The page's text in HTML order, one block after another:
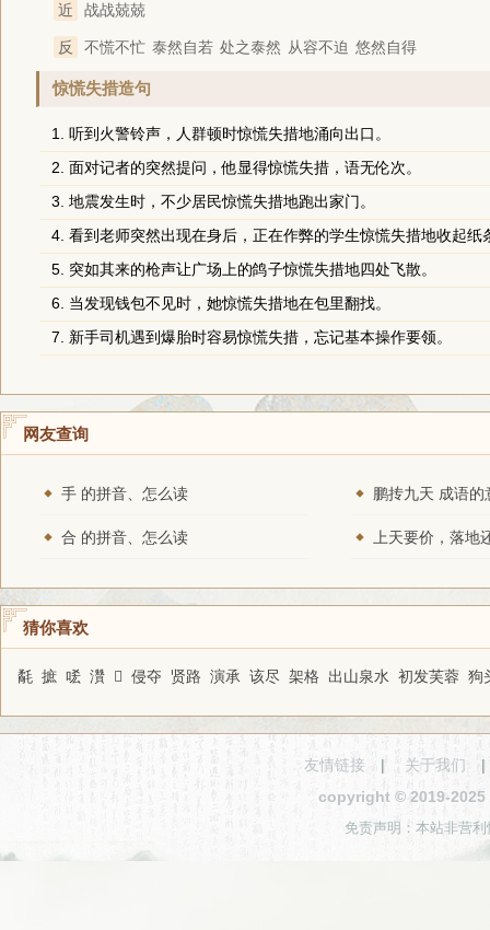
近 战战兢兢
反 不慌不忙 泰然自若 处之泰然 从容不迫 悠然自得
惊慌失措造句
1. 听到火警铃声，人群顿时惊慌失措地涌向出口。
2. 面对记者的突然提问，他显得惊慌失措，语无伦次。
3. 地震发生时，不少居民惊慌失措地跑出家门。
4. 看到老师突然出现在身后，正在作弊的学生惊慌失措地收起纸
5. 突如其来的枪声让广场上的鸽子惊慌失措地四处飞散。
6. 当发现钱包不见时，她惊慌失措地在包里翻找。
7. 新手司机遇到爆胎时容易惊慌失措，忘记基本操作要领。
网友查询
手 的拼音、怎么读 鹏抟九天 成语的
合 的拼音、怎么读
猜你喜欢
氄 摭 㖁 灒 𨤇 侵夺 贤路 演承 该尽 架格 出山泉水 初发芙蓉 狗
友情链接 | 关于我们
copyright © 2019-2025
免责声明：本站非营